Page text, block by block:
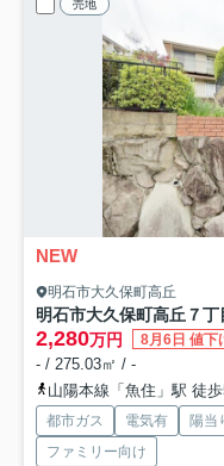
売地
NEW
明石市大久保町高丘
明石市大久保町高丘７
2,280万円 8月6日 値下
- / 275.03㎡ / -
山陽本線「魚住」駅 徒
都市ガス 電気有 陽当
ファミリー向け